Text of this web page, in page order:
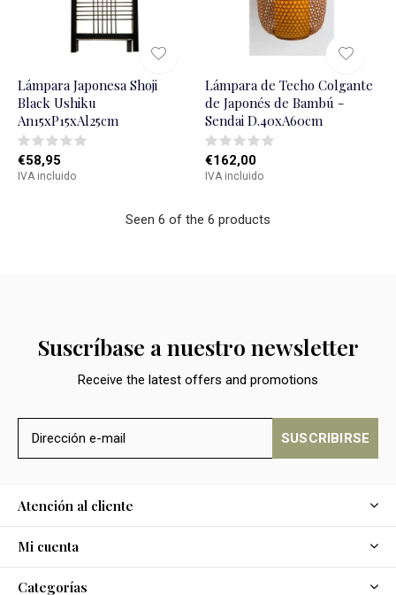
Lámpara Japonesa Shoji
Black Ushiku
An15xP15xAl25cm
€58,95
IVA incluido
Lámpara de Techo Colgante
de Japonés de Bambú -
Sendai D.40xA60cm
€162,00
IVA incluido
Seen 6 of the 6 products
Suscríbase a nuestro newsletter
Receive the latest offers and promotions
SUSCRIBIRSE
Atención al cliente
Mi cuenta
Categorías